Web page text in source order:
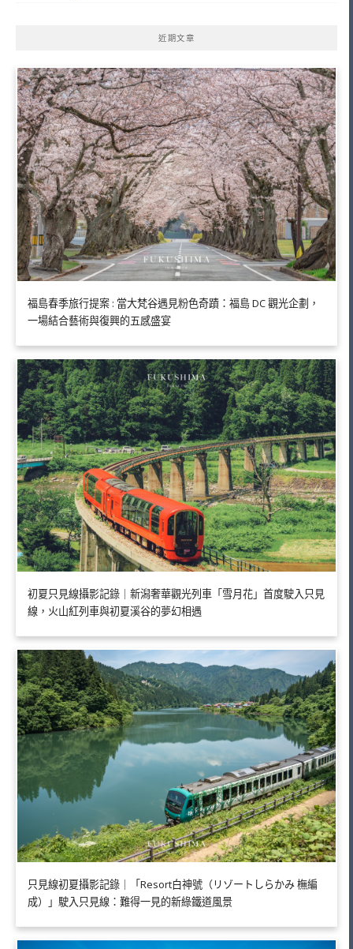
近期文章
福島春季旅行提案 : 當大梵谷遇見粉色奇蹟：福島 DC 觀光企劃，
一場結合藝術與復興的五感盛宴
初夏只見線攝影記錄｜新潟奢華觀光列車「雪月花」首度駛入只見
線，火山紅列車與初夏溪谷的夢幻相遇
只見線初夏攝影記錄｜「Resort白神號（リゾートしらかみ 橅編
成）」駛入只見線：難得一見的新綠鐵道風景